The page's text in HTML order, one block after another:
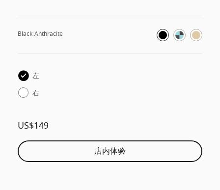
Black Anthracite
左
右
US$149
店内体验